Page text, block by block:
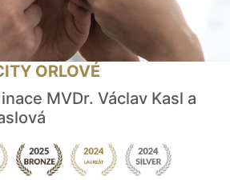
ORLOVÉ
MVDr. Václav Kasl a